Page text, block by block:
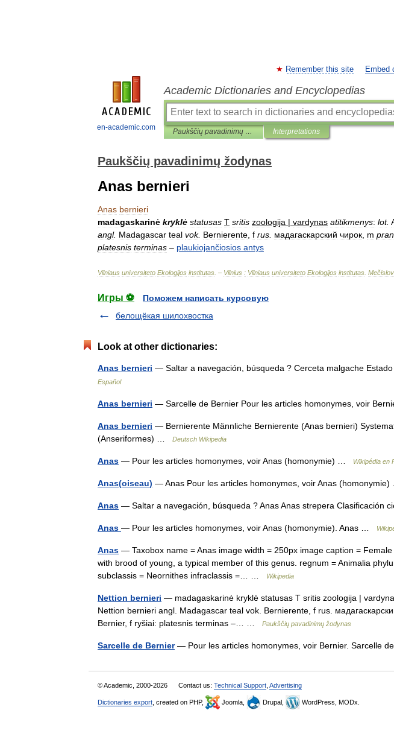
en-academic.com
Remember this site Embed
Academic Dictionaries and Encyclopedias
Paukščių pavadinimų žodynas Interpretations
Paukščių pavadinimų žodynas
Anas bernieri
Anas bernieri
madagaskarinė kryklė statusas T sritis zoologija | vardynas atitikmenys: lot.
angl. Madagascar teal vok. Bernierente f rus мадагаскарский чирок m
platesnis terminas – plaukiojančiosios antys
Vilniaus universiteto Ekologijos institutas . – Vilnius : Vilniaus universiteto Ekologijos institutas
Игры ⚽
Поможем написать курсовую
белощёкая шилохвостка
Look at other dictionaries:
Anas bernieri — Saltar a navegación, búsqueda ? Cerceta malgache
Español
Anas bernieri — Sarcelle de Bernier Pour les articles homonymes, voir
Anas bernieri — Bernierente Männliche Bernierente (Anas bernieri)
(Anseriformes) …
Deutsch Wikipedia
Anas — Pour les articles homonymes, voir Anas (homonymie) … Wikipédia en
Anas(oiseau) — Anas Pour les articles homonymes, voir Anas
Anas — Saltar a navegación, búsqueda ? Anas Anas strepera Clasificación
Anas — Pour les articles homonymes, voir Anas (homonymie). Anas …
Anas — Taxobox name = Anas image width = 250px image caption =
with brood of young, a typical member of this genus. regnum = Animalia
subclassis = Neornithes infraclassis =… …
Wikipedia
Nettion bernieri — madagaskarinė kryklė statusas T sritis zoologija |
Nettion bernieri angl. Madagascar teal vok. Bernierente, f rus.
Bernier, f ryšiai: platesnis terminas –… …
Paukščių pavadinimų žodynas
Sarcelle de Bernier— Pour les articles homonymes, voir Bernier. Sarcelle
© Academic, 2000-2026 Contact us: Technical Support Advertising
Dictionaries export , created on PHP, Joomla, Drupal, WordPress, MODx.